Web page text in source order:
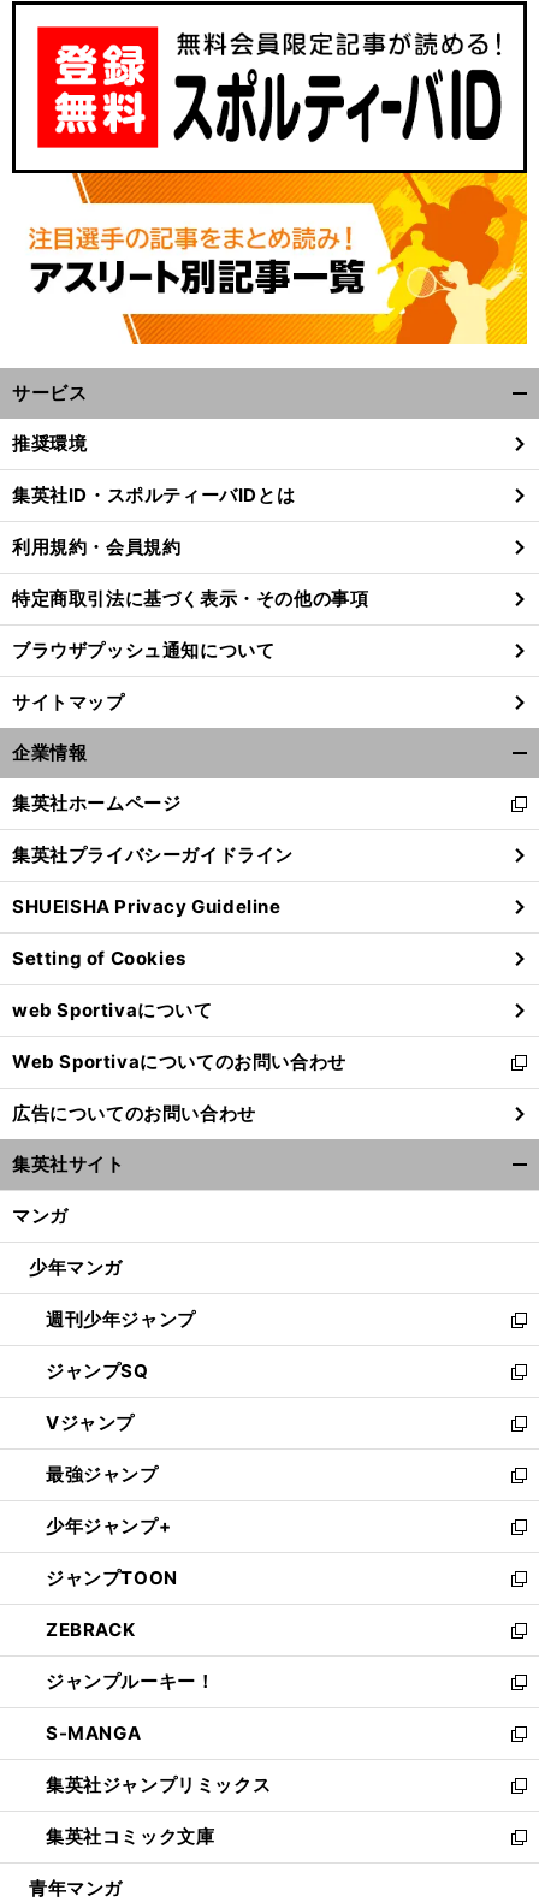
へ
サービス
閉
る
推奨環境
集英社ID・スポルティーバIDとは
利用規約・会員規約
特定商取引法に基づく表示・その他の事項
ブラウザプッシュ通知について
サイトマップ
企業情報
閉
る
集英社ホームページ
新
し
い
ウ
ィ
ン
ド
ウ
で
開
く
集英社プライバシーガイドライン
SHUEISHA Privacy Guideline
Setting of Cookies
web Sportivaについて
Web Sportivaについてのお問い合わせ
新
し
い
ウ
ィ
ン
ウ
開
く
広告についてのお問い合わせ
集英社サイト
マンガ
少年マンガ
週刊少年ジャンプ
新
し
い
ウ
ィ
ン
ド
ウ
で
開
く
ジャンプSQ
新
し
い
ウ
ィ
ン
ド
ウ
で
開
く
Vジャンプ
新
し
い
ウ
ィ
ン
ド
ウ
で
開
く
最強ジャンプ
新
し
い
ウ
ィ
ン
ド
ウ
で
開
く
少年ジャンプ+
新
し
い
ウ
ィ
ン
ド
ウ
で
開
く
ジャンプTOON
新
し
い
ウ
ィ
ン
ド
ウ
で
開
く
ZEBRACK
新
し
い
ウ
ィ
ン
ド
ウ
で
開
ジャンプルーキー！
新
し
い
ウ
ィ
ン
ド
ウ
S-MANGA
新
し
い
ウ
ィ
ン
集英社ジャンプリミックス
新
し
い
ウ
集英社コミック文庫
新
し
青年マンガ